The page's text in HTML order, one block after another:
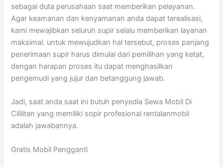
sebagai duta perusahaan saat memberikan pelayanan.
Agar keamanan dan kenyamanan anda dapat terealisasi,
kami mewajibkan seluruh supir selalu memberikan layanan
maksimal. untuk mewujudkan hal tersebut, proses panjang
penerimaan supir harus dimulai dari pemilihan yang ketat,
dengan harapan proses itu dapat menghasilkan
pengemudi yang jujur dan betanggung jawab.
Jadi, saat anda saat ini butuh penyedia Sewa Mobil Di
Cililitan yang memiliki sopir profesional rentalanmobil
adalah jawabannya.
Gratis Mobil Pengganti